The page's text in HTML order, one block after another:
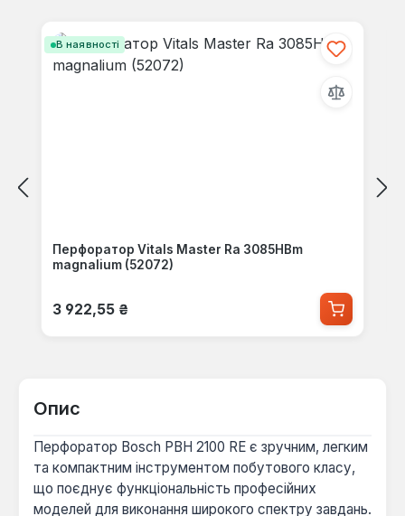
В наявності
Перфоратор Vitals Master Ra 3085HBm
magnalium (52072)
Звичайна ціна:
3 922,55 ₴
Опис
Перфоратор Bosch PBH 2100 RE є зручним, легким
та компактним інструментом побутового класу,
що поєднує функціональність професійних
моделей для виконання широкого спектру завдань.